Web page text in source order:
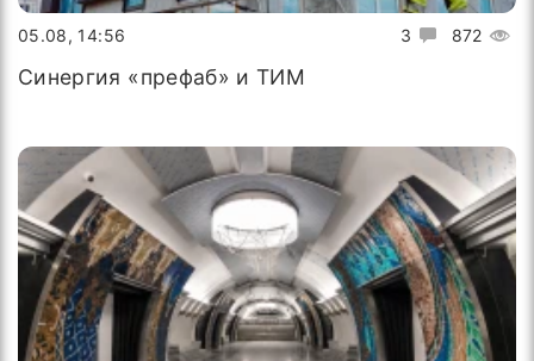
3 872
05.08, 14:56
Синергия «префаб» и ТИМ